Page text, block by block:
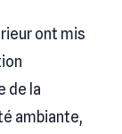
ont mis
de la
ambiante,